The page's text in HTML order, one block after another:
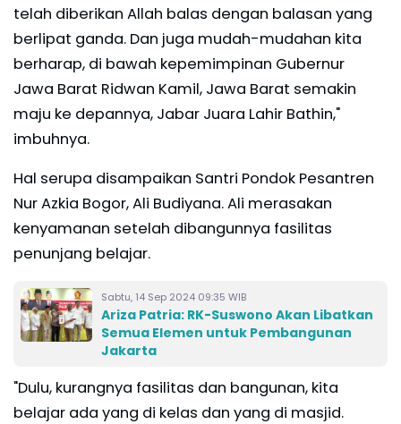
telah diberikan Allah balas dengan balasan yang
berlipat ganda. Dan juga mudah-mudahan kita
berharap, di bawah kepemimpinan Gubernur
Jawa Barat Ridwan Kamil, Jawa Barat semakin
maju ke depannya, Jabar Juara Lahir Bathin,"
imbuhnya.
Hal serupa disampaikan Santri Pondok Pesantren
Nur Azkia Bogor, Ali Budiyana. Ali merasakan
kenyamanan setelah dibangunnya fasilitas
penunjang belajar.
Sabtu, 14 Sep 2024 09:35 WIB
Ariza Patria: RK-Suswono Akan Libatkan
Semua Elemen untuk Pembangunan
Jakarta
"Dulu, kurangnya fasilitas dan bangunan, kita
belajar ada yang di kelas dan yang di masjid.